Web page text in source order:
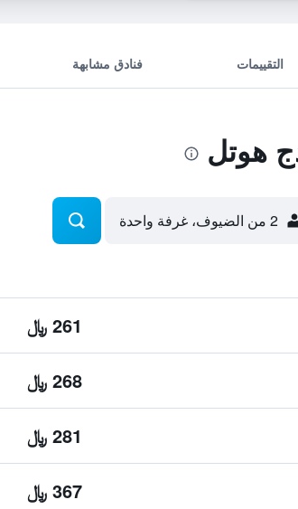
التقييمات فنادق مشابهة
هوتل
2 من الضيوف، غرفة واحدة
261 ﷼
268 ﷼
281 ﷼
367 ﷼